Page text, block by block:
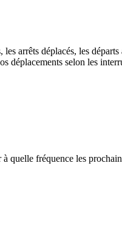
arrêts déplacés, les
selon les
fréquence les